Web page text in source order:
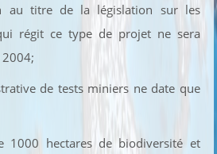
au titre de la législation sur les
régit ce type de projet ne sera
de tests miniers ne date que
1000 hectares de biodiversité et